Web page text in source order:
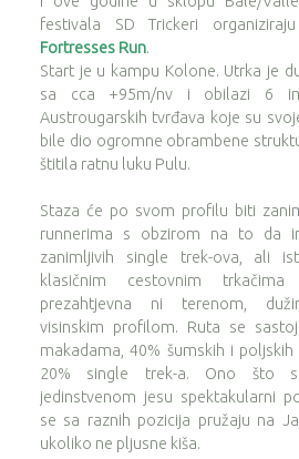
festivala SD Trickeri
Fortresses Run.
Start je u kampu Kolone. Utrka je
sa cca +95m/nv i obilazi 6
Austrougarskih tvrđava koje su
bile dio ogromne obrambene
štitila ratnu luku Pulu.
Staza će po svom profilu biti
runnerima s obzirom na to da
zanimljivih single trek-ova, ali
klasičnim cestovnim
prezahtjevna ni terenom,
visinskim profilom. Ruta se
makadama, 40% šumskih i
20% single trek-a. Ono što
jedinstvenom jesu spektakularni
se sa raznih pozicija pružaju na
ukoliko ne pljusne kiša.